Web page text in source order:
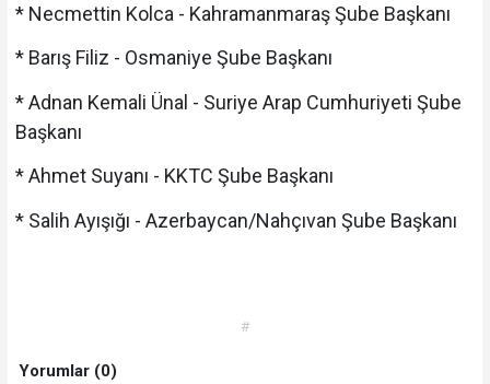
* Necmettin Kolca - Kahramanmaraş Şube Başkanı
* Barış Filiz - Osmaniye Şube Başkanı
* Adnan Kemali Ünal - Suriye Arap Cumhuriyeti Şube
Başkanı
* Ahmet Suyanı - KKTC Şube Başkanı
* Salih Ayışığı - Azerbaycan/Nahçıvan Şube Başkanı
#
Yorumlar (0)